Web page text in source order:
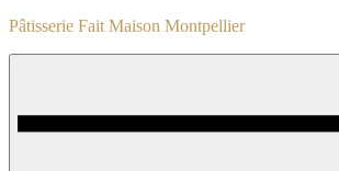
Pâtisserie Fait Maison Montpellier